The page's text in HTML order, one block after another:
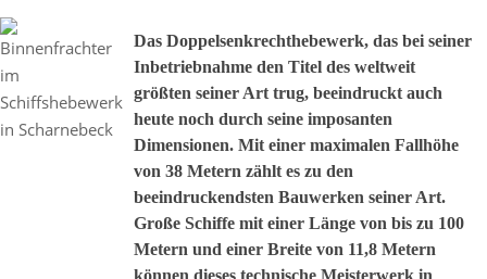
Das Doppelsenkrechthebewerk, das bei seiner
Inbetriebnahme den Titel des weltweit
größten seiner Art trug, beeindruckt auch
heute noch durch seine imposanten
Dimensionen. Mit einer maximalen Fallhöhe
von 38 Metern zählt es zu den
beeindruckendsten Bauwerken seiner Art.
Große Schiffe mit einer Länge von bis zu 100
Metern und einer Breite von 11,8 Metern
können dieses technische Meisterwerk in